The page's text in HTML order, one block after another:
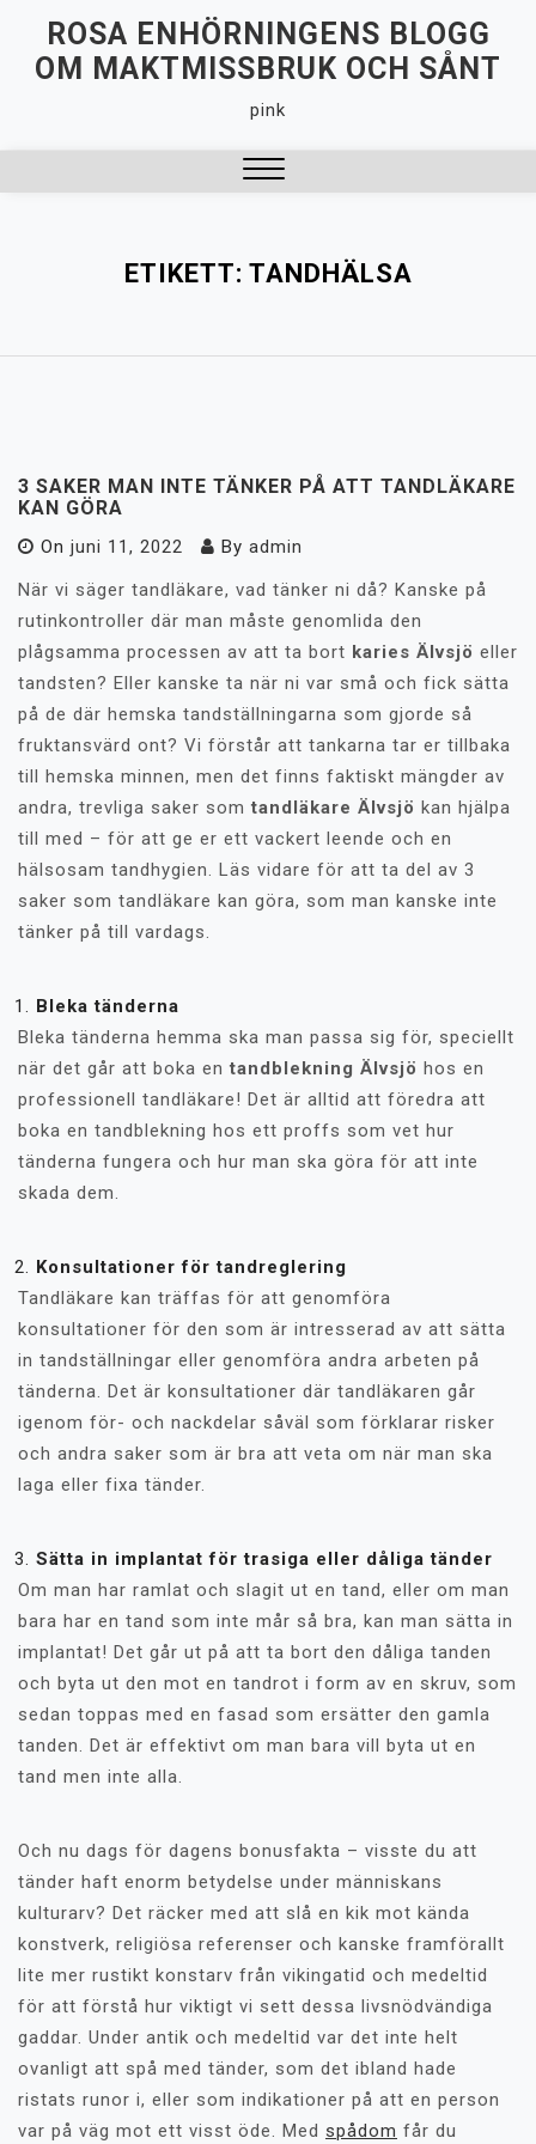
innehåll
ROSA ENHÖRNINGENS BLOGG
OM MAKTMISSBRUK OCH SÅNT
pink
ETIKETT: TANDHÄLSA
3 SAKER MAN INTE TÄNKER PÅ ATT TANDLÄKARE
KAN GÖRA
On juni 11, 2022 By admin
När vi säger tandläkare, vad tänker ni då? Kanske på
rutinkontroller där man måste genomlida den
plågsamma processen av att ta bort karies Älvsjö eller
tandsten? Eller kanske ta när ni var små och fick sätta
på de där hemska tandställningarna som gjorde så
fruktansvärd ont? Vi förstår att tankarna tar er tillbaka
till hemska minnen, men det finns faktiskt mängder av
andra, trevliga saker somtandläkare Älvsjö kan hjälpa
till med – för att ge er ett vackert leende och en
hälsosam tandhygien. Läs vidare för att ta del av 3
saker som tandläkare kan göra, som man kanske inte
tänker på till vardags.
Bleka tänderna
Bleka tänderna hemma ska man passa sig för, speciellt
när det går att boka entandblekning Älvsjö hos en
professionell tandläkare! Det är alltid att föredra att
boka en tandblekning hos ett proffs som vet hur
tänderna fungera och hur man ska göra för att inte
skada dem.
Konsultationer för tandreglering
Tandläkare kan träffas för att genomföra
konsultationer för den som är intresserad av att sätta
in tandställningar eller genomföra andra arbeten på
tänderna. Det är konsultationer där tandläkaren går
igenom för- och nackdelar såväl som förklarar risker
och andra saker som är bra att veta om när man ska
laga eller fixa tänder.
Sätta in implantat för trasiga eller dåliga tänder
Om man har ramlat och slagit ut en tand, eller om man
bara har en tand som inte mår så bra, kan man sätta in
implantat! Det går ut på att ta bort den dåliga tanden
och byta ut den mot en tandrot i form av en skruv, som
sedan toppas med en fasad som ersätter den gamla
tanden. Det är effektivt om man bara vill byta ut en
tand men inte alla.
Och nu dags för dagens bonusfakta – visste du att
tänder haft enorm betydelse under människans
kulturarv? Det räcker med att slå en kik mot kända
konstverk, religiösa referenser och kanske framförallt
lite mer rustikt konstarv från vikingatid och medeltid
för att förstå hur viktigt vi sett dessa livsnödvändiga
gaddar. Under antik och medeltid var det inte helt
ovanligt att spå med tänder, som det ibland hade
ristats runor i, eller som indikationer på att en person
var på väg mot ett visst öde. Med spådom får du